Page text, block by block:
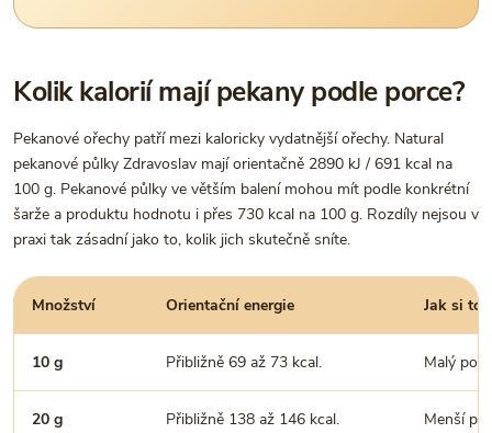
Kolik kalorií mají pekany podle porce?
Pekanové ořechy patří mezi kaloricky vydatnější ořechy. Natural
pekanové půlky Zdravoslav mají orientačně 2890 kJ / 691 kcal na
100 g. Pekanové půlky ve větším balení mohou mít podle konkrétní
šarže a produktu hodnotu i přes 730 kcal na 100 g. Rozdíly nejsou v
praxi tak zásadní jako to, kolik jich skutečně sníte.
Množství Orientační energie Jak si to
10 g Přibližně 69 až 73 kcal. Malý
20 g Přibližně 138 až 146 kcal. Menší